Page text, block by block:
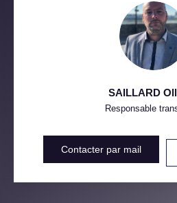
SAILLARD
Responsable
Contacter par mail